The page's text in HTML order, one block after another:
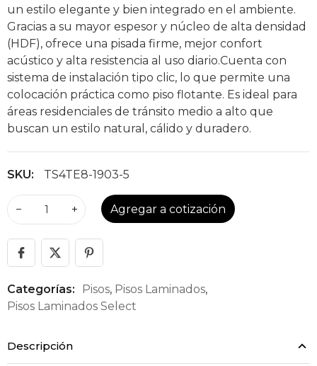
un estilo elegante y bien integrado en el ambiente.
Gracias a su mayor espesor y núcleo de alta densidad
(HDF), ofrece una pisada firme, mejor confort
acústico y alta resistencia al uso diario.Cuenta con
sistema de instalación tipo clic, lo que permite una
colocación práctica como piso flotante. Es ideal para
áreas residenciales de tránsito medio a alto que
buscan un estilo natural, cálido y duradero.
SKU: TS4TE8-1903-5
− + Agregar a cotización
Categorías: Pisos, Pisos Laminados,
Pisos Laminados Select
Descripción